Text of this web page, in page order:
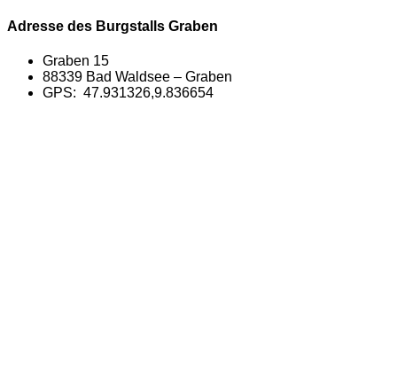
Adresse des Burgstalls Graben
Graben 15
88339 Bad Waldsee – Graben
GPS: 47.931326,9.836654